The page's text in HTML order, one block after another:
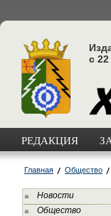
с
РЕДАКЦИЯ
Главная Общество
Новости
Общество